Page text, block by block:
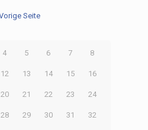
Seite
4 5 6 7 8
12 13 14 15 16
20 21 22 23 24
28 29 30 31 32